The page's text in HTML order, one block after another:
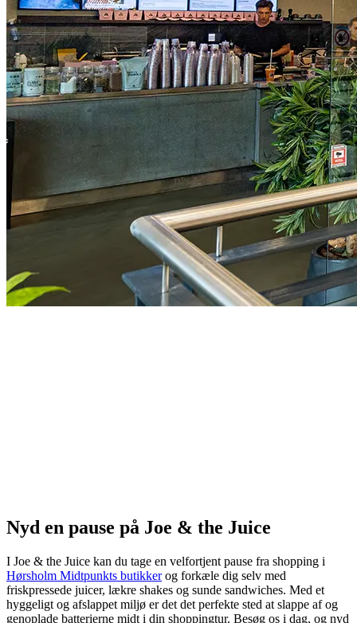
Nyd en pause på Joe & the Juice
I Joe & the Juice kan du tage en velfortjent pause fra shopping i
Hørsholm Midtpunkts butikkerog forkæle dig selv med
friskpressede juicer, lækre shakes og sunde sandwiches. Med et
hyggeligt og afslappet miljø er det det perfekte sted at slappe af og
genoplade batterierne midt i din shoppingtur. Besøg os i dag, og nyd